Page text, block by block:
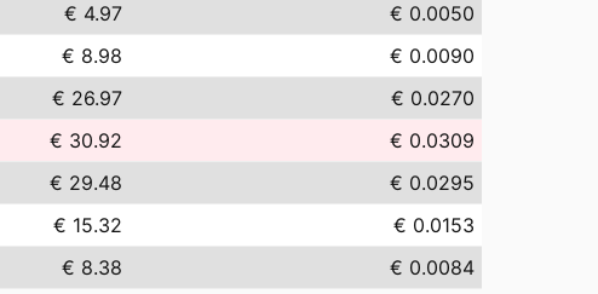
€ 4.97
€ 0.0050
€ 8.98
€ 0.0090
€ 26.97
€ 0.0270
€ 30.92
€ 0.0309
€ 29.48
€ 0.0295
€ 15.32
€ 0.0153
€ 8.38 € 0.0084